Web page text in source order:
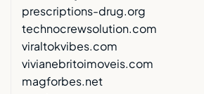
prescriptions-drug.org
technocrewsolution.com
viraltokvibes.com
vivianebritoimoveis.com
magforbes.net